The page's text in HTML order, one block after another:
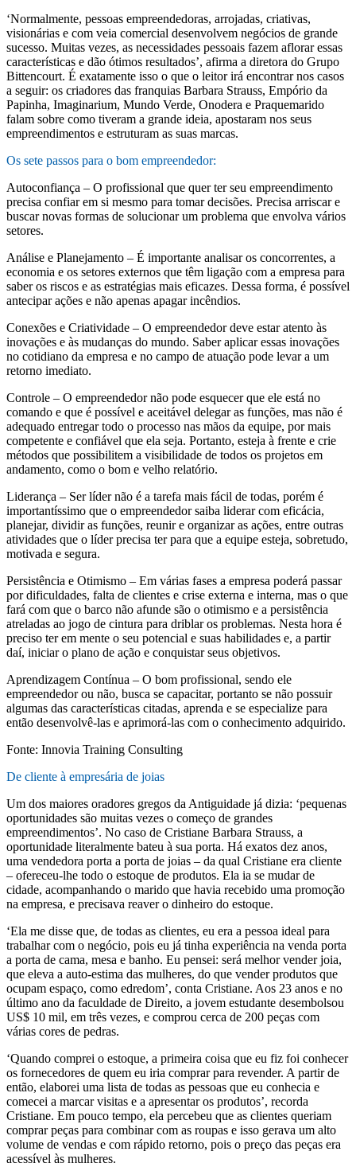
‘Normalmente, pessoas empreendedoras, arrojadas, criativas,
visionárias e com veia comercial desenvolvem negócios de grande
sucesso. Muitas vezes, as necessidades pessoais fazem aflorar essas
características e dão ótimos resultados’, afirma a diretora do Grupo
Bittencourt. É exatamente isso o que o leitor irá encontrar nos casos
a seguir: os criadores das franquias Barbara Strauss, Empório da
Papinha, Imaginarium, Mundo Verde, Onodera e Praquemarido
falam sobre como tiveram a grande ideia, apostaram nos seus
empreendimentos e estruturam as suas marcas.
Os sete passos para o bom empreendedor:
Autoconfiança – O profissional que quer ter seu empreendimento
precisa confiar em si mesmo para tomar decisões. Precisa arriscar e
buscar novas formas de solucionar um problema que envolva vários
setores.
Análise e Planejamento – É importante analisar os concorrentes, a
economia e os setores externos que têm ligação com a empresa para
saber os riscos e as estratégias mais eficazes. Dessa forma, é possível
antecipar ações e não apenas apagar incêndios.
Conexões e Criatividade – O empreendedor deve estar atento às
inovações e às mudanças do mundo. Saber aplicar essas inovações
no cotidiano da empresa e no campo de atuação pode levar a um
retorno imediato.
Controle – O empreendedor não pode esquecer que ele está no
comando e que é possível e aceitável delegar as funções, mas não é
adequado entregar todo o processo nas mãos da equipe, por mais
competente e confiável que ela seja. Portanto, esteja à frente e crie
métodos que possibilitem a visibilidade de todos os projetos em
andamento, como o bom e velho relatório.
Liderança – Ser líder não é a tarefa mais fácil de todas, porém é
importantíssimo que o empreendedor saiba liderar com eficácia,
planejar, dividir as funções, reunir e organizar as ações, entre outras
atividades que o líder precisa ter para que a equipe esteja, sobretudo,
motivada e segura.
Persistência e Otimismo – Em várias fases a empresa poderá passar
por dificuldades, falta de clientes e crise externa e interna, mas o que
fará com que o barco não afunde são o otimismo e a persistência
atreladas ao jogo de cintura para driblar os problemas. Nesta hora é
preciso ter em mente o seu potencial e suas habilidades e, a partir
daí, iniciar o plano de ação e conquistar seus objetivos.
Aprendizagem Contínua – O bom profissional, sendo ele
empreendedor ou não, busca se capacitar, portanto se não possuir
algumas das características citadas, aprenda e se especialize para
então desenvolvê-las e aprimorá-las com o conhecimento adquirido.
Fonte: Innovia Training Consulting
De cliente à empresária de joias
Um dos maiores oradores gregos da Antiguidade já dizia: ‘pequenas
oportunidades são muitas vezes o começo de grandes
empreendimentos’. No caso de Cristiane Barbara Strauss, a
oportunidade literalmente bateu à sua porta. Há exatos dez anos,
uma vendedora porta a porta de joias – da qual Cristiane era cliente
– ofereceu-lhe todo o estoque de produtos. Ela ia se mudar de
cidade, acompanhando o marido que havia recebido uma promoção
na empresa, e precisava reaver o dinheiro do estoque.
‘Ela me disse que, de todas as clientes, eu era a pessoa ideal para
trabalhar com o negócio, pois eu já tinha experiência na venda porta
a porta de cama, mesa e banho. Eu pensei: será melhor vender joia,
que eleva a auto-estima das mulheres, do que vender produtos que
ocupam espaço, como edredom’, conta Cristiane. Aos 23 anos e no
último ano da faculdade de Direito, a jovem estudante desembolsou
US$ 10 mil, em três vezes, e comprou cerca de 200 peças com
várias cores de pedras.
‘Quando comprei o estoque, a primeira coisa que eu fiz foi conhecer
os fornecedores de quem eu iria comprar para revender. A partir de
então, elaborei uma lista de todas as pessoas que eu conhecia e
comecei a marcar visitas e a apresentar os produtos’, recorda
Cristiane. Em pouco tempo, ela percebeu que as clientes queriam
comprar peças para combinar com as roupas e isso gerava um alto
volume de vendas e com rápido retorno, pois o preço das peças era
acessível às mulheres.